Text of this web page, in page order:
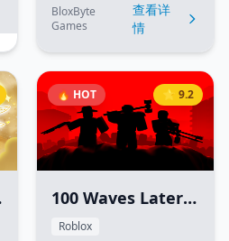
Roblox 模拟经营与大亨
（Tycoon）游戏。玩家的
赚大钱！通过解锁独特超
能力、达成丰厚交易并不
断升级，建立你的柠檬帝
国。即使离线，你也能继
续获得 100% 的收益！
BloxByte
Games
查看详
情
🔥 HOT ⭐ 9.2
100 Waves Later
(百波之后/尸潮百波)
Roblox